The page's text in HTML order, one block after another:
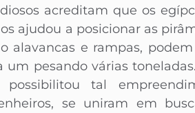
acreditam que os
ajudou a posicionar as
alavancas e rampas,
um pesando várias
possibilitou tal
se uniram em